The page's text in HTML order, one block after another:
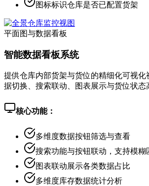
图标标识仓库是否已配置货架
平面图与数据看板
智能数据看板系统
提供仓库内部货架与货位的精细化可视化
据切换、搜索联动、图表展示与货位状态
核心功能：
多维度数据按钮筛选与查看
搜索功能与按钮联动，支持模糊
图表联动展示各类数据占比
多维度库存数据统计分析